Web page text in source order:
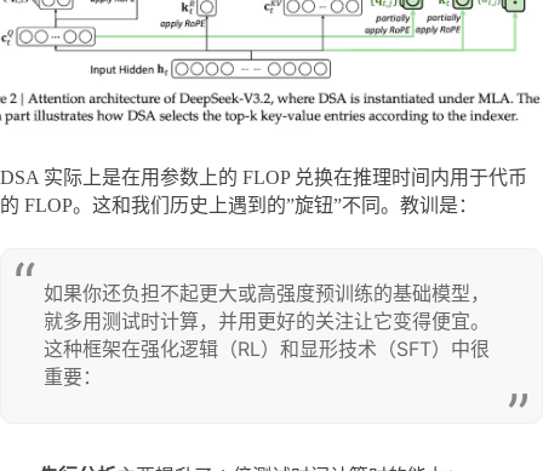
DSA 实际上是在用参数上的 FLOP 兑换在推理时间内用于代币
的 FLOP。这和我们历史上遇到的”旋钮”不同。教训是：
如果你还负担不起更大或高强度预训练的基础模型，
就多用测试时计算，并用更好的关注让它变得便宜。
这种框架在强化逻辑（RL）和显形技术（SFT）中很
重要：